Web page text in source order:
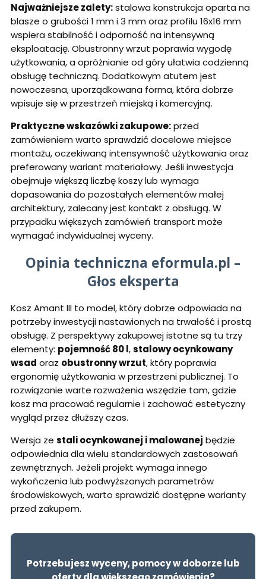
Najważniejsze zalety:stalowa konstrukcja oparta na
blasze o grubości 1 mm i 3 mm oraz profilu 16x16 mm
wspiera stabilność i odporność na intensywną
eksploatację. Obustronny wrzut poprawia wygodę
użytkowania, a opróżnianie od góry ułatwia codzienną
obsługę techniczną. Dodatkowym atutem jest
nowoczesna, uporządkowana forma, która dobrze
wpisuje się w przestrzeń miejską i komercyjną.
Praktyczne wskazówki zakupowe:przed
zamówieniem warto sprawdzić docelowe miejsce
montażu, oczekiwaną intensywność użytkowania oraz
preferowany wariant materiałowy. Jeśli inwestycja
obejmuje większą liczbę koszy lub wymaga
dopasowania do pozostałych elementów małej
architektury, zalecany jest kontakt z obsługą. W
przypadku większych zamówień transport może
wymagać indywidualnej wyceny.
Opinia techniczna eformula.pl –
Głos eksperta
Kosz Amant III to model, który dobrze odpowiada na
potrzeby inwestycji nastawionych na trwałość i prostą
obsługę. Z perspektywy zakupowej istotne są tu trzy
elementy: pojemność 80 l,stalowy ocynkowany
wsad oraz obustronny wrzut, który poprawia
ergonomię użytkowania w przestrzeni publicznej. To
rozwiązanie warte rozważenia wszędzie tam, gdzie
kosz ma pracować regularnie i zachować estetyczny
wygląd przez dłuższy czas.
Wersja ze stali ocynkowanej i malowanej będzie
odpowiednia dla wielu standardowych zastosowań
zewnętrznych. Jeżeli projekt wymaga innego
wykończenia lub podwyższonych parametrów
środowiskowych, warto sprawdzić dostępne warianty
przed zakupem.
Potrzebujesz wyceny, pomocy w doborze lub